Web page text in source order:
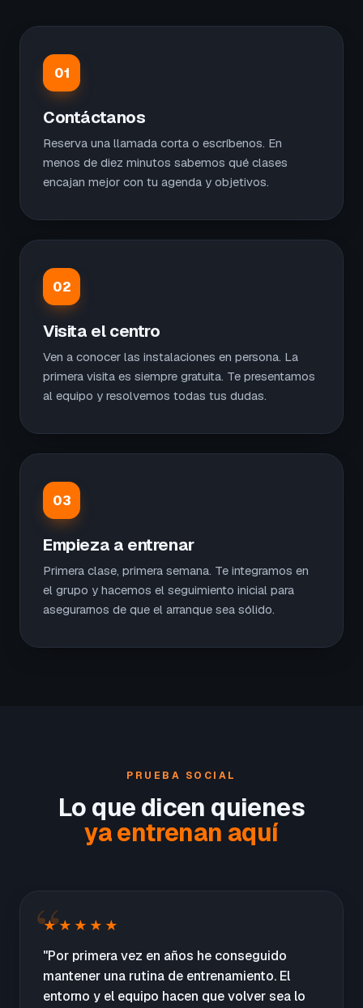
01
Contáctanos
Reserva una llamada corta o escríbenos. En
menos de diez minutos sabemos qué clases
encajan mejor con tu agenda y objetivos.
02
Visita el centro
Ven a conocer las instalaciones en persona. La
primera visita es siempre gratuita. Te presentamos
al equipo y resolvemos todas tus dudas.
03
Empieza a entrenar
Primera clase, primera semana. Te integramos en
el grupo y hacemos el seguimiento inicial para
asegurarnos de que el arranque sea sólido.
PRUEBA SOCIAL
Lo que dicen quienes
ya entrenan aquí
★★★★★
"Por primera vez en años he conseguido
mantener una rutina de entrenamiento. El
entorno y el equipo hacen que volver sea lo